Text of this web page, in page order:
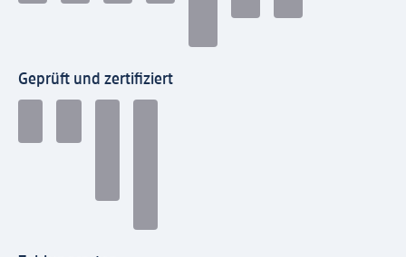
Geprüft und zertifiziert